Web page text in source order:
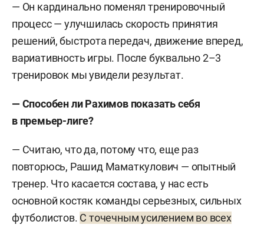
— Он кардинально поменял тренировочный
процесс — улучшилась скорость принятия
решений, быстрота передач, движение вперед,
вариативность игры. После буквально 2–3
тренировок мы увидели результат.
— Способен ли Рахимов показать себя
в премьер-лиге?
— Считаю, что да, потому что, еще раз
повторюсь, Рашид Маматкулович — опытный
тренер. Что касается состава, у нас есть
основной костяк команды серьезных, сильных
футболистов. С точечным усилением во всех